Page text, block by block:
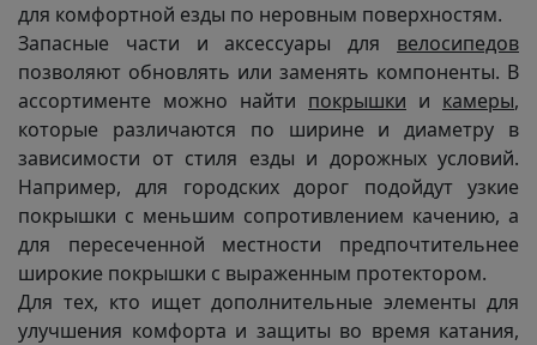
для комфортной езды по неровным поверхностям.
Запасные части и аксессуары для велосипедов
позволяют обновлять или заменять компоненты. В
ассортименте можно найти покрышки и камеры,
которые различаются по ширине и диаметру в
зависимости от стиля езды и дорожных условий.
Например, для городских дорог подойдут узкие
покрышки с меньшим сопротивлением качению, а
для пересеченной местности предпочтительнее
широкие покрышки с выраженным протектором.
Для тех, кто ищет дополнительные элементы для
улучшения комфорта и защиты во время катания,